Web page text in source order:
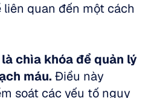
quan đến một cách
chìa khóa để quản lý
máu. Điều này
soát các yếu tố nguy